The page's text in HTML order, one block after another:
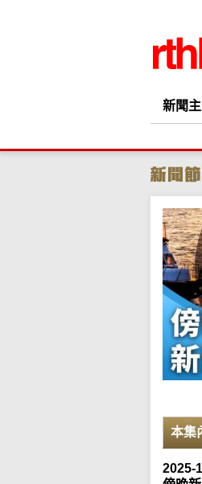
新聞
本集
2025-